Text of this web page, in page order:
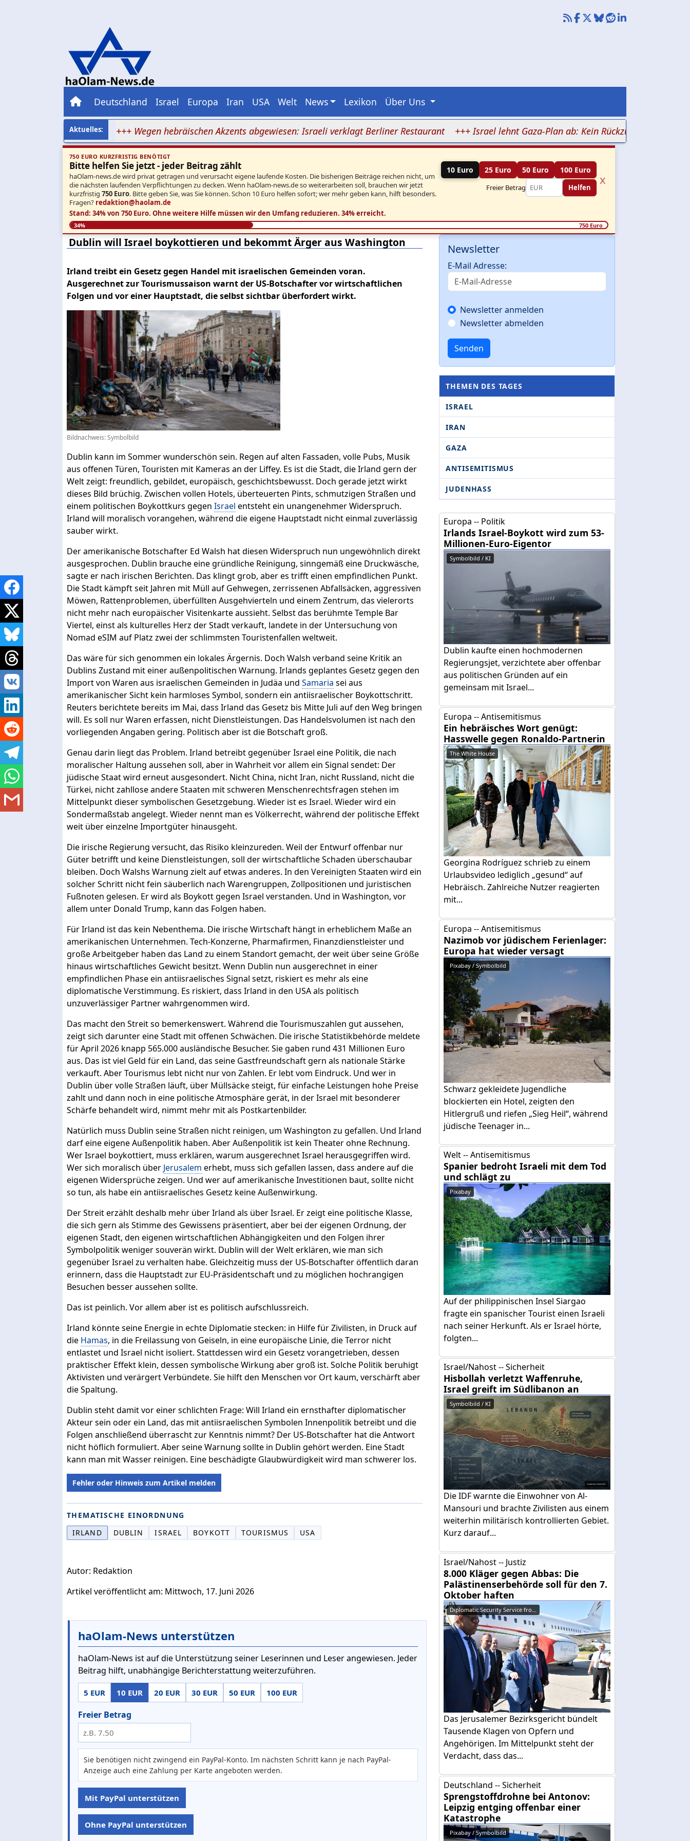
Deutschland Israel Europa Iran USA Welt News Lexikon Über Uns
ohne Atomdeal +++ Wegen hebräischen Akzents abgewiesen: Israeli verklagt Berliner Restaurant +++ Israel lehnt Gaza-Plan ab: Kein Rückzug vor Hamas-
750 EURO KURZFRISTIG BENÖTIGT
Bitte helfen Sie jetzt - jeder Beitrag zählt
haOlam-news.de wird privat getragen und verursacht eigene laufende Kosten. Die bisherigen Beiträge reichen nicht, um
die nächsten laufenden Verpflichtungen zu decken. Wenn haOlam-news.de so weiterarbeiten soll, brauchen wir jetzt
kurzfristig 750 Euro. Bitte geben Sie, was Sie können. Schon 10 Euro helfen sofort; wer mehr geben kann, hilft besonders.
Fragen? redaktion@haolam.de
10 Euro 25 Euro 50 Euro 100 Euro
Freier Betrag Helfen
x
Stand: 34% von 750 Euro. Ohne weitere Hilfe müssen wir den Umfang reduzieren. 34% erreicht.
34% 750 Euro
Dublin will Israel boykottieren und bekommt Ärger aus Washington
Irland treibt ein Gesetz gegen Handel mit israelischen Gemeinden voran.
Ausgerechnet zur Tourismussaison warnt der US-Botschafter vor wirtschaftlichen
Folgen und vor einer Hauptstadt, die selbst sichtbar überfordert wirkt.
Bildnachweis: Symbolbild
Dublin kann im Sommer wunderschön sein. Regen auf alten Fassaden, volle Pubs, Musik
aus offenen Türen, Touristen mit Kameras an der Liffey. Es ist die Stadt, die Irland gern der
Welt zeigt: freundlich, gebildet, europäisch, geschichtsbewusst. Doch gerade jetzt wirkt
dieses Bild brüchig. Zwischen vollen Hotels, überteuerten Pints, schmutzigen Straßen und
einem politischen Boykottkurs gegen Israel entsteht ein unangenehmer Widerspruch.
Irland will moralisch vorangehen, während die eigene Hauptstadt nicht einmal zuverlässig
sauber wirkt.
Der amerikanische Botschafter Ed Walsh hat diesen Widerspruch nun ungewöhnlich direkt
ausgesprochen. Dublin brauche eine gründliche Reinigung, sinngemäß eine Druckwäsche,
sagte er nach irischen Berichten. Das klingt grob, aber es trifft einen empfindlichen Punkt.
Die Stadt kämpft seit Jahren mit Müll auf Gehwegen, zerrissenen Abfallsäcken, aggressiven
Möwen, Rattenproblemen, überfüllten Ausgehvierteln und einem Zentrum, das vielerorts
nicht mehr nach europäischer Visitenkarte aussieht. Selbst das berühmte Temple Bar
Viertel, einst als kulturelles Herz der Stadt verkauft, landete in der Untersuchung von
Nomad eSIM auf Platz zwei der schlimmsten Touristenfallen weltweit.
Das wäre für sich genommen ein lokales Ärgernis. Doch Walsh verband seine Kritik an
Dublins Zustand mit einer außenpolitischen Warnung. Irlands geplantes Gesetz gegen den
Import von Waren aus israelischen Gemeinden in Judäa und Samaria sei aus
amerikanischer Sicht kein harmloses Symbol, sondern ein antiisraelischer Boykottschritt.
Reuters berichtete bereits im Mai, dass Irland das Gesetz bis Mitte Juli auf den Weg bringen
will. Es soll nur Waren erfassen, nicht Dienstleistungen. Das Handelsvolumen ist nach den
vorliegenden Angaben gering. Politisch aber ist die Botschaft groß.
Genau darin liegt das Problem. Irland betreibt gegenüber Israel eine Politik, die nach
moralischer Haltung aussehen soll, aber in Wahrheit vor allem ein Signal sendet: Der
jüdische Staat wird erneut ausgesondert. Nicht China, nicht Iran, nicht Russland, nicht die
Türkei, nicht zahllose andere Staaten mit schweren Menschenrechtsfragen stehen im
Mittelpunkt dieser symbolischen Gesetzgebung. Wieder ist es Israel. Wieder wird ein
Sondermaßstab angelegt. Wieder nennt man es Völkerrecht, während der politische Effekt
weit über einzelne Importgüter hinausgeht.
Die irische Regierung versucht, das Risiko kleinzureden. Weil der Entwurf offenbar nur
Güter betrifft und keine Dienstleistungen, soll der wirtschaftliche Schaden überschaubar
bleiben. Doch Walshs Warnung zielt auf etwas anderes. In den Vereinigten Staaten wird ein
solcher Schritt nicht fein säuberlich nach Warengruppen, Zollpositionen und juristischen
Fußnoten gelesen. Er wird als Boykott gegen Israel verstanden. Und in Washington, vor
allem unter Donald Trump, kann das Folgen haben.
Für Irland ist das kein Nebenthema. Die irische Wirtschaft hängt in erheblichem Maße an
amerikanischen Unternehmen. Tech-Konzerne, Pharmafirmen, Finanzdienstleister und
große Arbeitgeber haben das Land zu einem Standort gemacht, der weit über seine Größe
hinaus wirtschaftliches Gewicht besitzt. Wenn Dublin nun ausgerechnet in einer
empfindlichen Phase ein antiisraelisches Signal setzt, riskiert es mehr als eine
diplomatische Verstimmung. Es riskiert, dass Irland in den USA als politisch
unzuverlässiger Partner wahrgenommen wird.
Das macht den Streit so bemerkenswert. Während die Tourismuszahlen gut aussehen,
zeigt sich darunter eine Stadt mit offenen Schwächen. Die irische Statistikbehörde meldete
für April 2026 knapp 565.000 ausländische Besucher. Sie gaben rund 431 Millionen Euro
aus. Das ist viel Geld für ein Land, das seine Gastfreundschaft gern als nationale Stärke
verkauft. Aber Tourismus lebt nicht nur von Zahlen. Er lebt vom Eindruck. Und wer in
Dublin über volle Straßen läuft, über Müllsäcke steigt, für einfache Leistungen hohe Preise
zahlt und dann noch in eine politische Atmosphäre gerät, in der Israel mit besonderer
Schärfe behandelt wird, nimmt mehr mit als Postkartenbilder.
Natürlich muss Dublin seine Straßen nicht reinigen, um Washington zu gefallen. Und Irland
darf eine eigene Außenpolitik haben. Aber Außenpolitik ist kein Theater ohne Rechnung.
Wer Israel boykottiert, muss erklären, warum ausgerechnet Israel herausgegriffen wird.
Wer sich moralisch über Jerusalem erhebt, muss sich gefallen lassen, dass andere auf die
eigenen Widersprüche zeigen. Und wer auf amerikanische Investitionen baut, sollte nicht
so tun, als habe ein antiisraelisches Gesetz keine Außenwirkung.
Der Streit erzählt deshalb mehr über Irland als über Israel. Er zeigt eine politische Klasse,
die sich gern als Stimme des Gewissens präsentiert, aber bei der eigenen Ordnung, der
eigenen Stadt, den eigenen wirtschaftlichen Abhängigkeiten und den Folgen ihrer
Symbolpolitik weniger souverän wirkt. Dublin will der Welt erklären, wie man sich
gegenüber Israel zu verhalten habe. Gleichzeitig muss der US-Botschafter öffentlich daran
erinnern, dass die Hauptstadt zur EU-Präsidentschaft und zu möglichen hochrangigen
Besuchen besser aussehen sollte.
Das ist peinlich. Vor allem aber ist es politisch aufschlussreich.
Irland könnte seine Energie in echte Diplomatie stecken: in Hilfe für Zivilisten, in Druck auf
die Hamas, in die Freilassung von Geiseln, in eine europäische Linie, die Terror nicht
entlastet und Israel nicht isoliert. Stattdessen wird ein Gesetz vorangetrieben, dessen
praktischer Effekt klein, dessen symbolische Wirkung aber groß ist. Solche Politik beruhigt
Aktivisten und verärgert Verbündete. Sie hilft den Menschen vor Ort kaum, verschärft aber
die Spaltung.
Dublin steht damit vor einer schlichten Frage: Will Irland ein ernsthafter diplomatischer
Akteur sein oder ein Land, das mit antiisraelischen Symbolen Innenpolitik betreibt und die
Folgen anschließend überrascht zur Kenntnis nimmt? Der US-Botschafter hat die Antwort
nicht höflich formuliert. Aber seine Warnung sollte in Dublin gehört werden. Eine Stadt
kann man mit Wasser reinigen. Eine beschädigte Glaubwürdigkeit wird man schwerer los.
Fehler oder Hinweis zum Artikel melden
THEMATISCHE EINORDNUNG
IRLAND
DUBLIN ISRAEL BOYKOTT TOURISMUS USA
Autor: Redaktion
Artikel veröffentlicht am: Mittwoch, 17. Juni 2026
haOlam-News unterstützen
haOlam-News ist auf die Unterstützung seiner Leserinnen und Leser angewiesen. Jeder
Beitrag hilft, unabhängige Berichterstattung weiterzuführen.
5 EUR 10 EUR 20 EUR 30 EUR 50 EUR 100 EUR
Freier Betrag
Sie benötigen nicht zwingend ein PayPal-Konto. Im nächsten Schritt kann je nach PayPal-
Anzeige auch eine Zahlung per Karte angeboten werden.
Mit PayPal unterstützen
Ohne PayPal unterstützen
Newsletter
E-Mail Adresse:
Newsletter anmelden
Newsletter abmelden
Senden
THEMEN DES TAGES
ISRAEL
IRAN
GAZA
ANTISEMITISMUS
JUDENHASS
Europa -- Politik
Irlands Israel-Boykott wird zum 53-
Millionen-Euro-Eigentor
Symbolbild / KI
Dublin kaufte einen hochmodernen
Regierungsjet, verzichtete aber offenbar
aus politischen Gründen auf ein
gemeinsam mit Israel...
Europa -- Antisemitismus
Ein hebräisches Wort genügt:
Hasswelle gegen Ronaldo-Partnerin
The White House
Georgina Rodríguez schrieb zu einem
Urlaubsvideo lediglich „gesund“ auf
Hebräisch. Zahlreiche Nutzer reagierten
mit...
Europa -- Antisemitismus
Nazimob vor jüdischem Ferienlager:
Europa hat wieder versagt
Pixabay / Symbolbild
Schwarz gekleidete Jugendliche
blockierten ein Hotel, zeigten den
Hitlergruß und riefen „Sieg Heil“, während
jüdische Teenager in...
Welt -- Antisemitismus
Spanier bedroht Israeli mit dem Tod
und schlägt zu
Pixabay
Auf der philippinischen Insel Siargao
fragte ein spanischer Tourist einen Israeli
nach seiner Herkunft. Als er Israel hörte,
folgten...
Israel/Nahost -- Sicherheit
Hisbollah verletzt Waffenruhe,
Israel greift im Südlibanon an
Symbolbild / KI
Die IDF warnte die Einwohner von Al-
Mansouri und brachte Zivilisten aus einem
weiterhin militärisch kontrollierten Gebiet.
Kurz darauf...
Israel/Nahost -- Justiz
8.000 Kläger gegen Abbas: Die
Palästinenserbehörde soll für den 7.
Oktober haften
Diplomatic Security Service fro...
Das Jerusalemer Bezirksgericht bündelt
Tausende Klagen von Opfern und
Angehörigen. Im Mittelpunkt steht der
Verdacht, dass das...
Deutschland -- Sicherheit
Sprengstoffdrohne bei Antonov:
Leipzig entging offenbar einer
Katastrophe
Pixabay / Symbolbild